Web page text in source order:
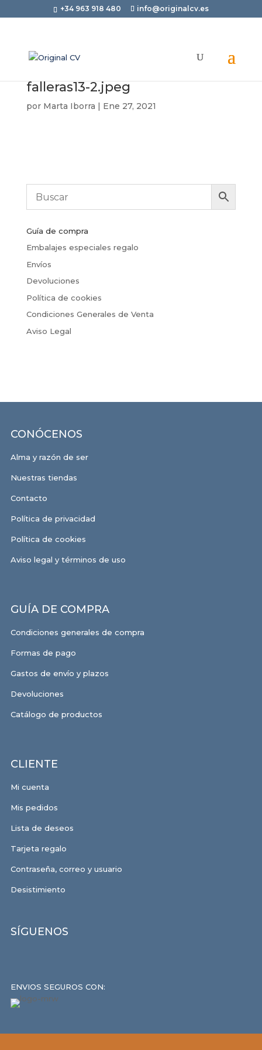
+34 963 918 480 info@originalcv.es
falleras13-2.jpeg
por Marta Iborra | Ene 27, 2021
Guía de compra
Embalajes especiales regalo
Envíos
Devoluciones
Política de cookies
Condiciones Generales de Venta
Aviso Legal
CONÓCENOS
Alma y razón de ser
Nuestras tiendas
Contacto
Política de privacidad
Política de cookies
Aviso legal y términos de uso
GUÍA DE COMPRA
Condiciones generales de compra
Formas de pago
Gastos de envío y plazos
Devoluciones
Catálogo de productos
CLIENTE
Mi cuenta
Mis pedidos
Lista de deseos
Tarjeta regalo
Contraseña, correo y usuario
Desistimiento
SÍGUENOS
ENVIOS SEGUROS CON: